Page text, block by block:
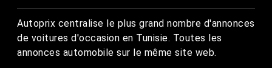
Autoprix centralise le plus grand nombre d'annonces
de voitures d'occasion en Tunisie. Toutes les
annonces automobile sur le même site web.